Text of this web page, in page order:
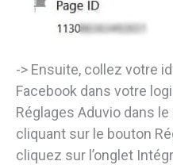
-> Ensuite, collez votre
Facebook dans votre
Réglages Aduvio dans
cliquant sur le bouton
cliquez sur l’onglet